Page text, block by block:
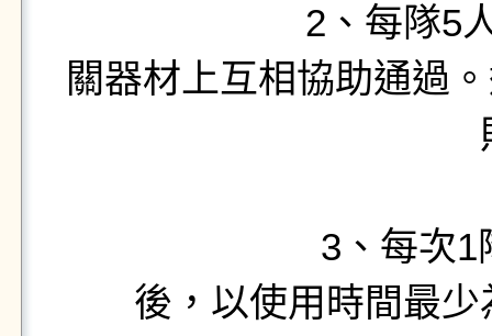
2、每隊5人同時
關器材上互相協助通過
3、每次1隊(5人
後，以使用時間最